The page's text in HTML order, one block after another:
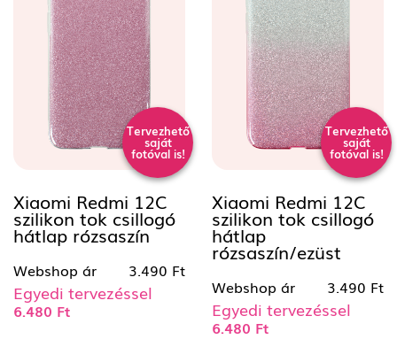
Tervezhető
saját
fotóval is!
Xiaomi Redmi 12C
szilikon tok csillogó
hátlap rózsaszín
Webshop ár 3.490 Ft
Egyedi tervezéssel
6.480 Ft
Tervezhető
saját
fotóval is!
Xiaomi Redmi 12C
szilikon tok csillogó
hátlap
rózsaszín/ezüst
Webshop ár 3.490 Ft
Egyedi tervezéssel
6.480 Ft